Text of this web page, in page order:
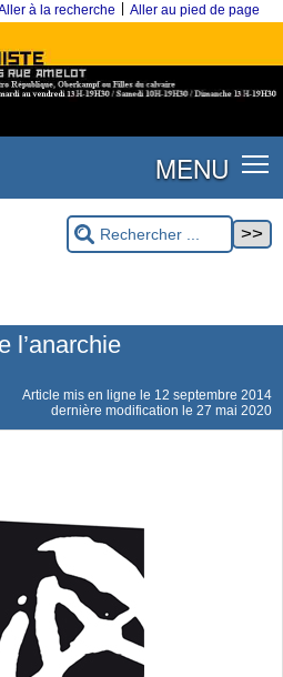
à la recherche Aller au pied de page
MENU
l’anarchie
Article mis en ligne le 12 septembre 2014
dernière modification le 27 mai 2020